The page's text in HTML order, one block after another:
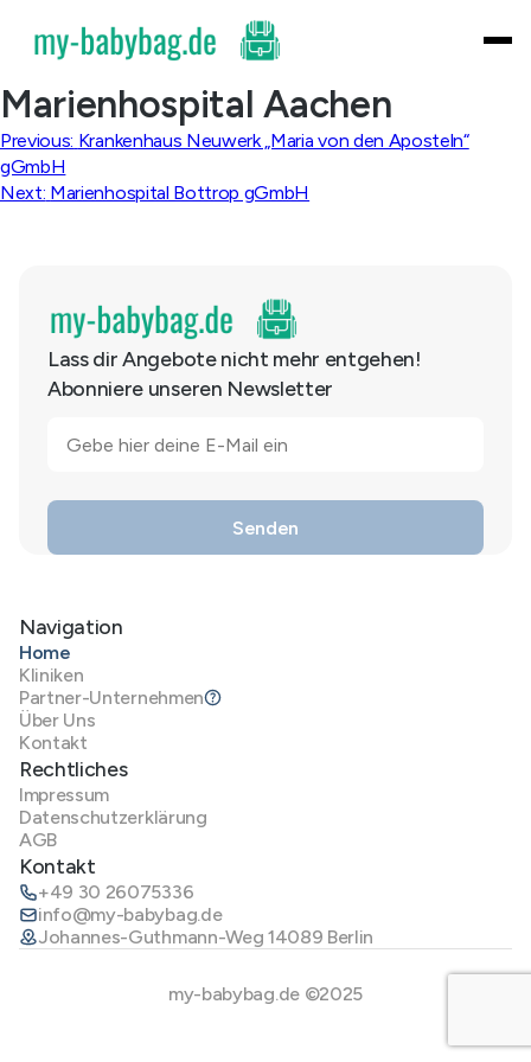
content
Marienhospital Aachen
Beitragsnavigation
Previous: Krankenhaus Neuwerk „Maria von den Aposteln“
gGmbH
Next: Marienhospital Bottrop gGmbH
Lass dir Angebote nicht mehr entgehen!
Abonniere unseren Newsletter
Navigation
Home
Kliniken
Partner-Unternehmen
Über Uns
Kontakt
Rechtliches
Impressum
Datenschutzerklärung
AGB
Kontakt
+49 30 26075336
info@my-babybag.de
Johannes-Guthmann-Weg 14089 Berlin
my-babybag.de ©2025